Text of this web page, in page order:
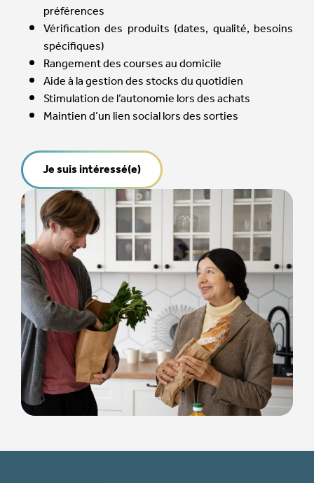
préférences
Vérification des produits (dates, qualité, besoins
spécifiques)
Rangement des courses au domicile
Aide à la gestion des stocks du quotidien
Stimulation de l’autonomie lors des achats
Maintien d’un lien social lors des sorties
Je suis intéressé(e)